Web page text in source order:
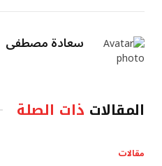
سعادة مصطفى
المقالات ذات الصلة
مقالات